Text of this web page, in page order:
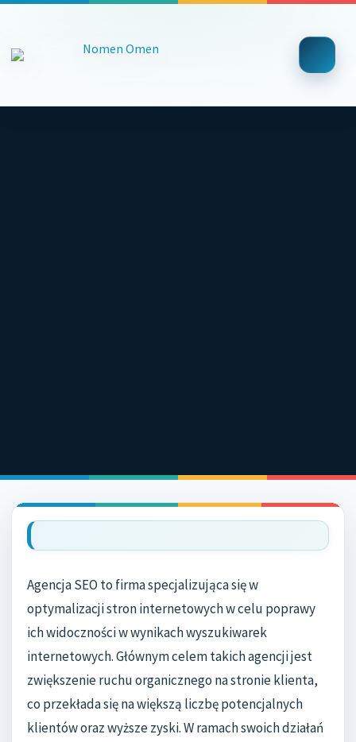
HOME/MARKETING I
SEO
AGENCJA
Agencja SEO to firma specjalizująca się w
optymalizacji stron internetowych w celu poprawy
ich widoczności w wynikach wyszukiwarek
internetowych. Głównym celem takich agencji jest
zwiększenie ruchu organicznego na stronie klienta,
co przekłada się na większą liczbę potencjalnych
klientów oraz wyższe zyski. W ramach swoich działań